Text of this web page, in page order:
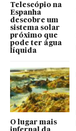
Telescópio na
Espanha
descobre um
sistema solar
próximo que
pode ter água
líquida
O lugar mais